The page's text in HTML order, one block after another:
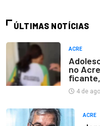
ÚLTIMAS NOTÍCIAS
ACRE
no
4 de
ACRE